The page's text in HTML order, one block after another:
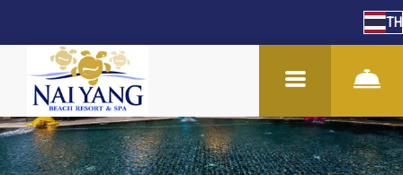
TH